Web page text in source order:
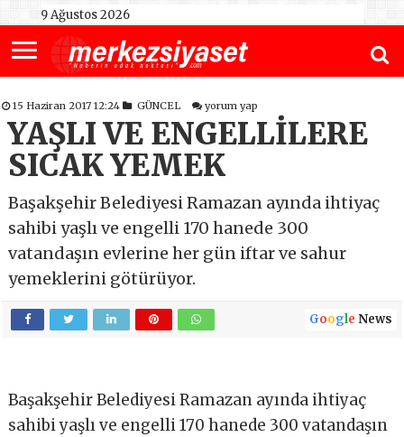
9 Ağustos 2026
15 Haziran 2017 12:24 GÜNCEL yorum yap
YAŞLI VE ENGELLİLERE
SICAK YEMEK
Başakşehir Belediyesi Ramazan ayında ihtiyaç
sahibi yaşlı ve engelli 170 hanede 300
vatandaşın evlerine her gün iftar ve sahur
yemeklerini götürüyor.
Google News
Başakşehir Belediyesi Ramazan ayında ihtiyaç
sahibi yaşlı ve engelli 170 hanede 300 vatandaşın